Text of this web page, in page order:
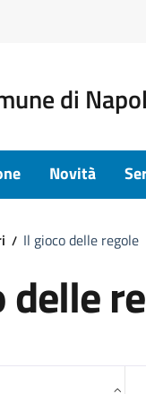
di
Novità
Il gioco delle regole
delle